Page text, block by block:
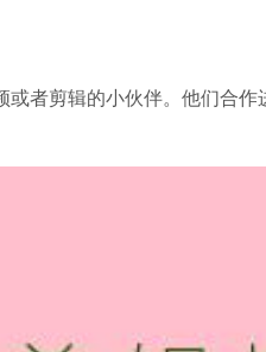
者剪辑的小伙伴。他们合